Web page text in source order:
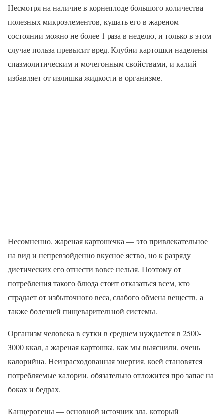
Несмотря на наличие в корнеплоде большого количества
полезных микроэлементов, кушать его в жареном
состоянии можно не более 1 раза в неделю, и только в этом
случае польза превысит вред. Клубни картошки наделены
спазмолитическим и мочегонным свойствами, и калий
избавляет от излишка жидкости в организме.
Несомненно, жареная картошечка — это привлекательное
на вид и непревзойденно вкусное яство, но к разряду
диетических его отнести вовсе нельзя. Поэтому от
потребления такого блюда стоит отказаться всем, кто
страдает от избыточного веса, слабого обмена веществ, а
также болезней пищеварительной системы.
Организм человека в сутки в среднем нуждается в 2500-
3000 ккал, а жареная картошка, как мы выяснили, очень
калорийна. Неизрасходованная энергия, коей становятся
потребляемые калории, обязательно отложится про запас на
боках и бедрах.
Канцерогены — основной источник зла, который